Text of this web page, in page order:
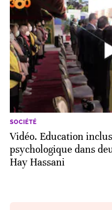
SOCIÉTÉ
Vidéo. Education
psychologique dans
Hay Hassani